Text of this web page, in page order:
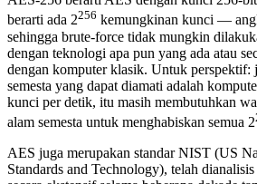
berarti ada 2256 kemungkinan kunci —
sehingga brute-force tidak mungkin
dengan teknologi apa pun yang ada atau
dengan komputer klasik. Untuk perspektif:
semesta yang dapat diamati adalah
kunci per detik, itu masih membutuhkan
alam semesta untuk menghabiskan semua 2
AES juga merupakan standar NIST (US
Standards and Technology), telah